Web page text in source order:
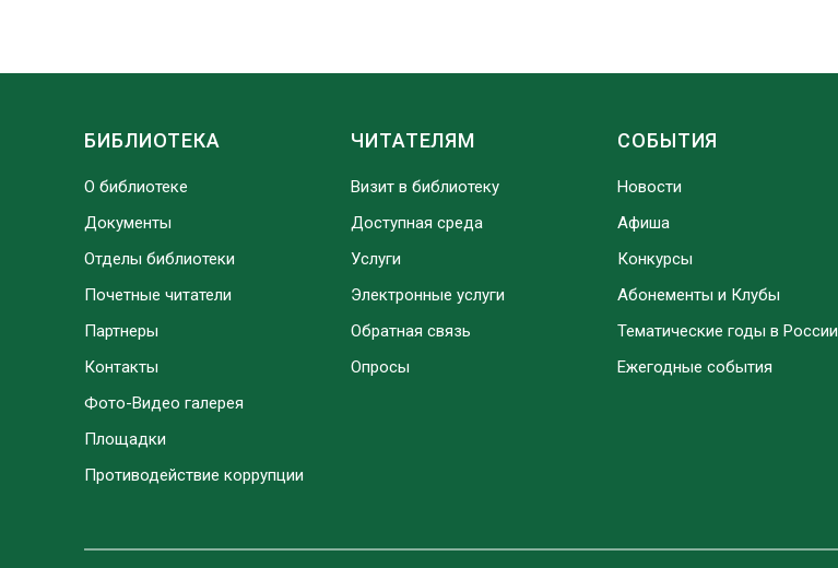
БИБЛИОТЕКА
О библиотеке
Документы
Отделы библиотеки
Почетные читатели
Партнеры
Контакты
Фото-Видео галерея
Площадки
Противодействие коррупции
ЧИТАТЕЛЯМ
Визит в библиотеку
Доступная среда
Услуги
Электронные услуги
Обратная связь
Опросы
СОБЫТИЯ
Новости
Афиша
Конкурсы
Абонементы и Клубы
Тематические годы в России
Ежегодные события